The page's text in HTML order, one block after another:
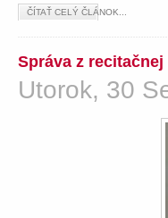
ČÍTAŤ CELÝ ČLÁNOK...
Správa z
Utorok, 30